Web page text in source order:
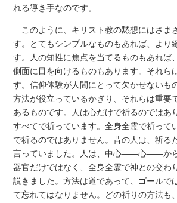
れる導き手なのです。
このように、キリスト教の黙想にはさま
す。とてもシンプルなものもあれば、より
す。人の知性に焦点を当てるものもあれば
側面に目を向けるものもあります。それら
す。信仰体験が人間にとって欠かせないも
方法が役立っているかぎり、それらは重要
あるものです。人は心だけで祈るのではあ
すべてで祈っています。全身全霊で祈って
で祈るのではありません。昔の人は、祈る
言っていました。人は、中心――心――か
器官だけではなく、全身全霊で神との交わ
説きました。方法は道であって、ゴールで
て忘れてはなりません。どの祈りの方法も